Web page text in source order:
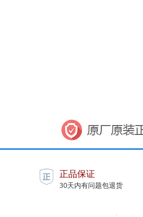
正品保证
30天内有问题包退货